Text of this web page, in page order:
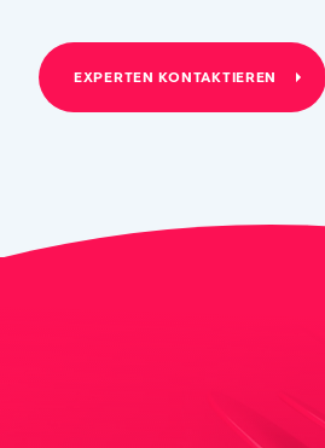
EXPERTEN KONTAKTIEREN